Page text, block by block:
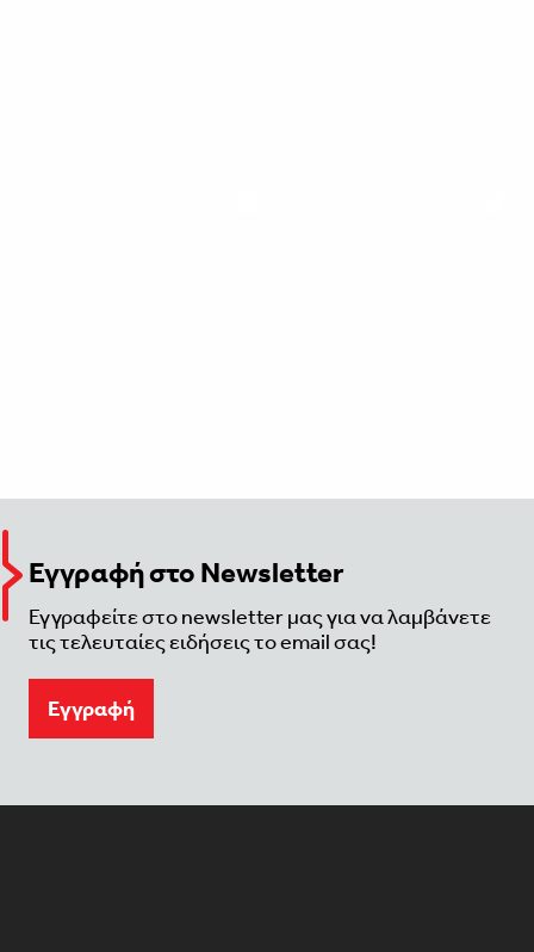
Εγγραφή στο Newsletter
Εγγραφείτε στο newsletter μας για να λαμβάνετε
τις τελευταίες ειδήσεις το email σας!
Eγγραφή